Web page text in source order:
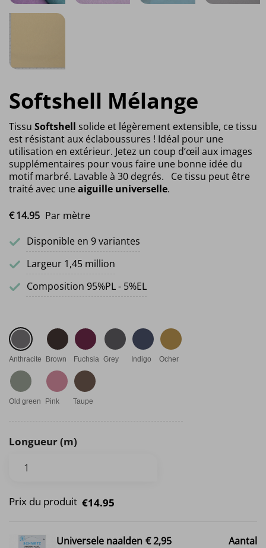
Softshell Mélange
Tissu Softshell solide et légèrement extensible, ce tissu
est résistant aux éclaboussures ! Idéal pour une
utilisation en extérieur. Jetez un coup d’œil aux images
supplémentaires pour vous faire une bonne idée du
motif marbré. Lavable à 30 degrés. Ce tissu peut être
traité avec uneaiguille universelle.
€14.95 Par mètre
Disponible en 9 variantes
Largeur 1,45 million
Composition 95%PL - 5%EL
Anthracite Brown Fuchsia Grey Indigo Ocher
Old green Pink Taupe
Longueur (m)
Prix du produit €14.95
Universele naalden € 2,95
Aantal